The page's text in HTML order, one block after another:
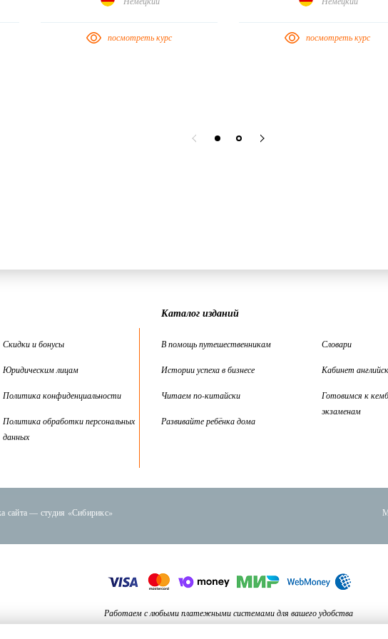
посмотреть курс посмотреть курс
Скидки и бонусы
Юридическим лицам
Политика конфиденциальности
Политика обработки персональных
данных
Каталог изданий
В помощь путешественникам
Истории успеха в бизнесе
Читаем по-китайски
Развивайте ребёнка дома
Словари
Кабинет
Готовимся к
экзаменам
сайта — студия «Сибирикс»
Работаем с любыми платежными системами для вашего удобства